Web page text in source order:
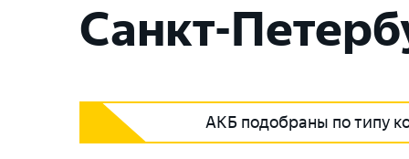
Санкт-
АКБ подобраны по типу